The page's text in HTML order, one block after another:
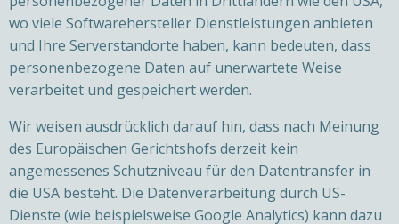
wo viele Softwarehersteller Dienstleistungen anbieten
und Ihre Serverstandorte haben, kann bedeuten, dass
personenbezogene Daten auf unerwartete Weise
verarbeitet und gespeichert werden.
Wir weisen ausdrücklich darauf hin, dass nach Meinung
des Europäischen Gerichtshofs derzeit kein
angemessenes Schutzniveau für den Datentransfer in
die USA besteht. Die Datenverarbeitung durch US-
Dienste (wie beispielsweise Google Analytics) kann dazu